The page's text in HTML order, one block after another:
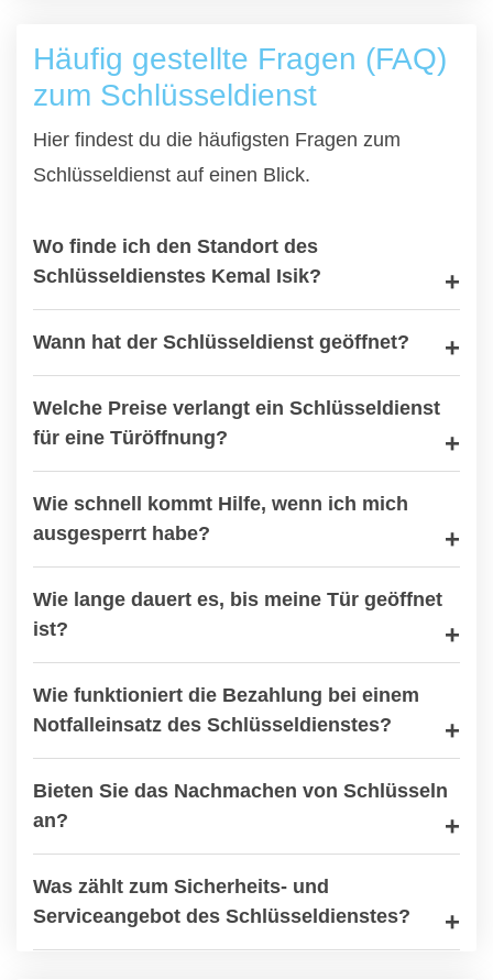
Häufig gestellte Fragen (FAQ)
zum Schlüsseldienst
Hier findest du die häufigsten Fragen zum
Schlüsseldienst auf einen Blick.
Wo finde ich den Standort des
Schlüsseldienstes Kemal Isik?
Wann hat der Schlüsseldienst geöffnet?
Welche Preise verlangt ein Schlüsseldienst
für eine Türöffnung?
Wie schnell kommt Hilfe, wenn ich mich
ausgesperrt habe?
Wie lange dauert es, bis meine Tür geöffnet
ist?
Wie funktioniert die Bezahlung bei einem
Notfalleinsatz des Schlüsseldienstes?
Bieten Sie das Nachmachen von Schlüsseln
an?
Was zählt zum Sicherheits- und
Serviceangebot des Schlüsseldienstes?